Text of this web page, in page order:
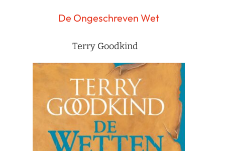
De Ongeschreven Wet
Terry Goodkind